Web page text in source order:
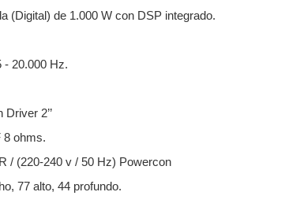
(Digital) de 1.000 W con DSP integrado.
- 20.000 Hz.
2’’
8 ohms.
/ (220-240 v / 50 Hz) Powercon
77 alto, 44 profundo.